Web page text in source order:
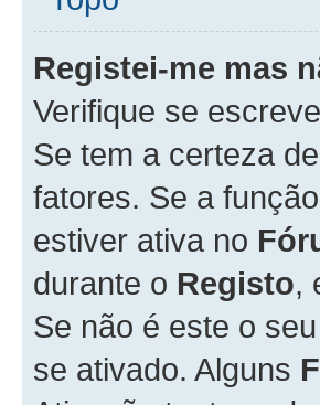
Registei-me mas
Verifique se
Se tem a certeza
fatores. Se a função
estiver ativa no
durante o Registo,
Se não é este o
se ativado. Alguns